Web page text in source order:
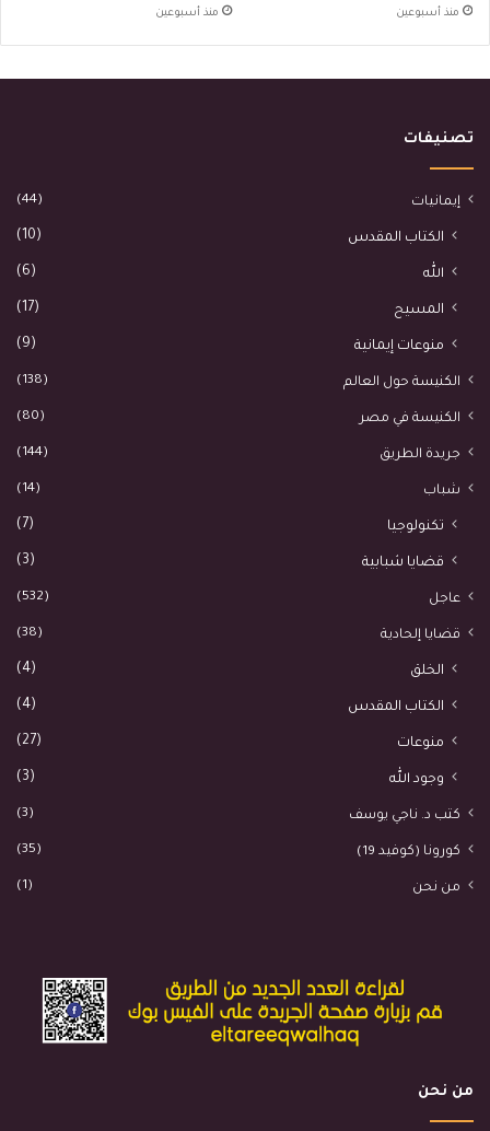
منذ أسبوعين منذ أسبوعين
تصنيفات
إيمانيات (44)
الكتاب المقدس (10)
الله (6)
المسيح (17)
منوعات إيمانية (9)
الكنيسة حول العالم (138)
الكنيسة في مصر (80)
جريدة الطريق (144)
شباب (14)
تكنولوجيا (7)
قضايا شبابية (3)
عاجل (532)
قضايا إلحادية (38)
الخلق (4)
الكتاب المقدس (4)
منوعات (27)
وجود الله (3)
كتب د. ناجي يوسف (3)
كورونا (كوفيد 19) (35)
من نحن (1)
من نحن